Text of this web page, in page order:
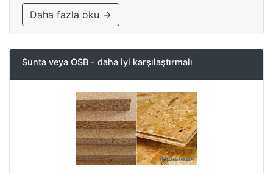
Daha fazla oku →
Sunta veya OSB - daha iyi karşılaştırmalı